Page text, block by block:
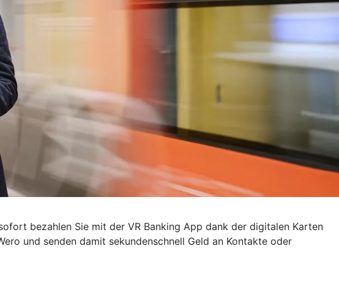
bezahlen Sie mit der VR Banking App dank der digitalen Karten
und senden damit sekundenschnell Geld an Kontakte oder